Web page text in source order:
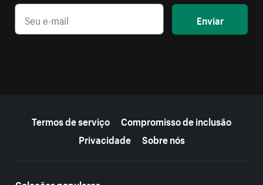
Enviar
Termos de serviço
Compromisso de inclusão
Privacidade
Sobre nós